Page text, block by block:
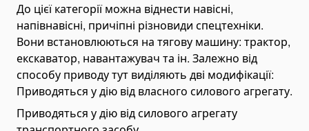
Transmission Repair Tools
Suspension Repair Tools
Spring Compressors and Strut Tools
Tire Maintenance Tools
Cooling System Tools
До цієї категорії можна віднести навісні,
напівнавісні, причіпні різновиди спецтехніки.
Вони встановлюються на тягову машину: трактор,
екскаватор, навантажувач та ін. Залежно від
способу приводу тут виділяють дві модифікації:
Приводяться у дію від власного силового агрегату.
Приводяться у дію від силового агрегату